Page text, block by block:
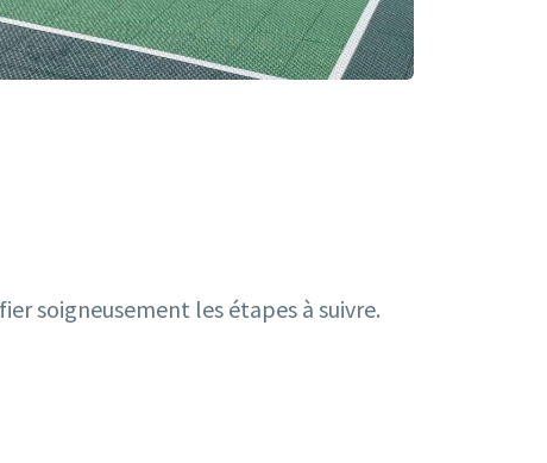
soigneusement les étapes à suivre.